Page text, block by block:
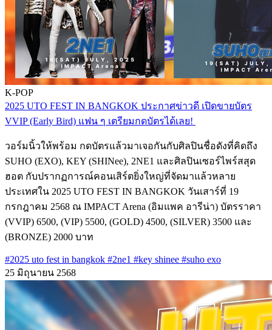
K-POP
2025 UTO FEST IN BANGKOK ประกาศข่าวดี เปิดขายบัตร
VVIP (Early Bird) แฟน ๆ เตรียมกดบัตรได้เลย!
วอร์ม​นิ้วให้พร้อม กดบัตรแล้วมาเจอกันกับศิลปินชื่อดังที่คิดถึง
SUHO (EXO), KEY (SHINee), 2NE1 และศิลปินเซอร์ไพร์สสุด
ฮอต กับปรากฏการณ์​คอนเสิร์ต​ยิ่งใหญ่ที่จัดมาแล้วหลาย
ประเทศใน 2025 UTO FEST IN BANGKOK วันเสาร์ที่ 19
กรกฎาคม 2568 ณ IMPACT Arena (อิมแพค อารีน่า)​ บัตรราคา
(VVIP)​ 6500, (VIP) 5500, (GOLD) 4500, (SILVER) 3500 และ
(BRONZE)​ 2000 บาท
#2025 uto fest in bangkok #2ne1 #key shinee #suho exo
25 มิถุนายน 2568